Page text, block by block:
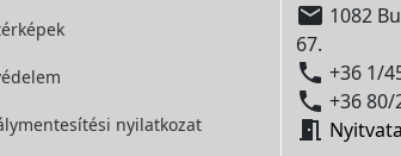
nyilatkozat
 1082
67.
 +36 1/
 +36 80/
